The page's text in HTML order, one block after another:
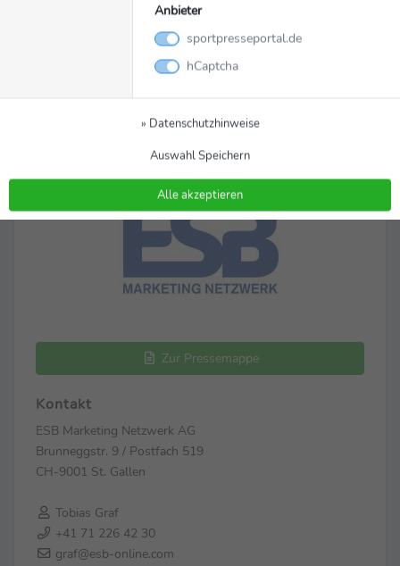
Rückfrage für Medien & Akkreditierung
Gabriele Grießenböck // +41 76 834 5006
griessenboeck@esb-online.com
Zur Pressemappe
Kontakt
ESB Marketing Netzwerk AG
Brunneggstr. 9 / Postfach 519
CH-9001 St. Gallen
Tobias Graf
+41 71 226 42 30
graf@esb-online.com
Anbieter
sportpresseportal.de
hCaptcha
» Datenschutzhinweise
Auswahl Speichern
Alle akzeptieren